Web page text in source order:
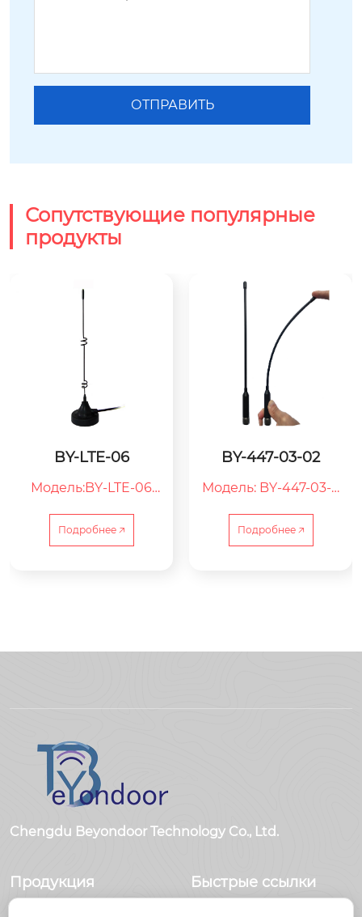
Сопутствующие популярные
продукты
BY-LTE-06
Модель:BY-LTE-06
ер
LTE：Антенна 4G
Подробнее 🡥
BY-447-03-02
Модель: BY-447-03-0
02：Серийный ном
ер
Подробнее 🡥
Chengdu Beyondoor Technology Co., Ltd.
Продукция Быстрые ссылки